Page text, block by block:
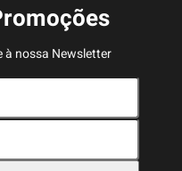
nossa Newsletter